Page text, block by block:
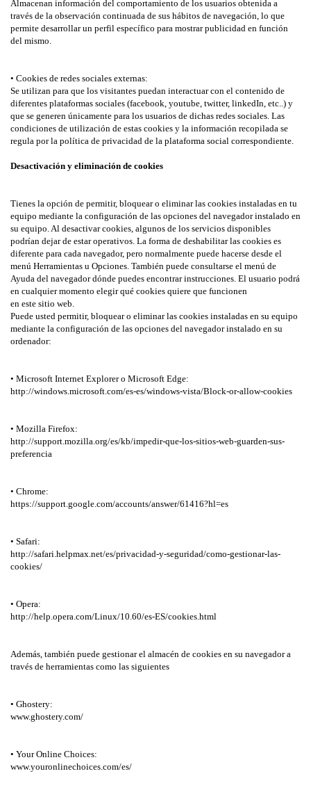
Almacenan información del comportamiento de los usuarios obtenida a
través de la observación continuada de sus hábitos de navegación, lo que
permite desarrollar un perfil específico para mostrar publicidad en función
del mismo.
• Cookies de redes sociales externas:
Se utilizan para que los visitantes puedan interactuar con el contenido de
diferentes plataformas sociales (facebook, youtube, twitter, linkedIn, etc..) y
que se generen únicamente para los usuarios de dichas redes sociales. Las
condiciones de utilización de estas cookies y la información recopilada se
regula por la política de privacidad de la plataforma social correspondiente.
Desactivación y eliminación de cookies
Tienes la opción de permitir, bloquear o eliminar las cookies instaladas en tu
equipo mediante la configuración de las opciones del navegador instalado en
su equipo. Al desactivar cookies, algunos de los servicios disponibles
podrían dejar de estar operativos. La forma de deshabilitar las cookies es
diferente para cada navegador, pero normalmente puede hacerse desde el
menú Herramientas u Opciones. También puede consultarse el menú de
Ayuda del navegador dónde puedes encontrar instrucciones. El usuario podrá
en cualquier momento elegir qué cookies quiere que funcionen
en este sitio web.
Puede usted permitir, bloquear o eliminar las cookies instaladas en su equipo
mediante la configuración de las opciones del navegador instalado en su
ordenador:
• Microsoft Internet Explorer o Microsoft Edge:
http://windows.microsoft.com/es-es/windows-vista/Block-or-allow-cookies
• Mozilla Firefox:
http://support.mozilla.org/es/kb/impedir-que-los-sitios-web-guarden-sus-
preferencia
• Chrome:
https://support.google.com/accounts/answer/61416?hl=es
• Safari:
http://safari.helpmax.net/es/privacidad-y-seguridad/como-gestionar-las-
cookies/
• Opera:
http://help.opera.com/Linux/10.60/es-ES/cookies.html
Además, también puede gestionar el almacén de cookies en su navegador a
través de herramientas como las siguientes
• Ghostery:
www.ghostery.com/
• Your Online Choices:
www.youronlinechoices.com/es/